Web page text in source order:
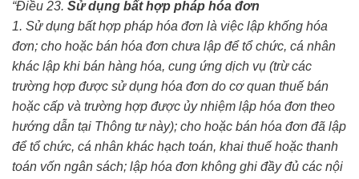
“Điều 23. Sử dụng bất hợp pháp hóa đơn
1. Sử dụng bất hợp pháp hóa đơn là việc lập khống hóa
đơn; cho hoặc bán hóa đơn chưa lập để tổ chức, cá nhân
khác lập khi bán hàng hóa, cung ứng dịch vụ (trừ các
trường hợp được sử dụng hóa đơn do cơ quan thuế bán
hoặc cấp và trường hợp được ủy nhiệm lập hóa đơn theo
hướng dẫn tại Thông tư này); cho hoặc bán hóa đơn đã lập
để tổ chức, cá nhân khác hạch toán, khai thuế hoặc thanh
toán vốn ngân sách; lập hóa đơn không ghi đầy đủ các nội